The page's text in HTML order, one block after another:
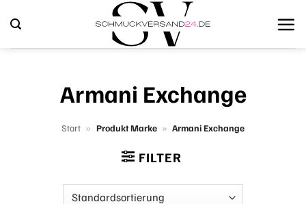
Inhalt
springen
Armani Exchange
Start » Produkt Marke » Armani Exchange
FILTER